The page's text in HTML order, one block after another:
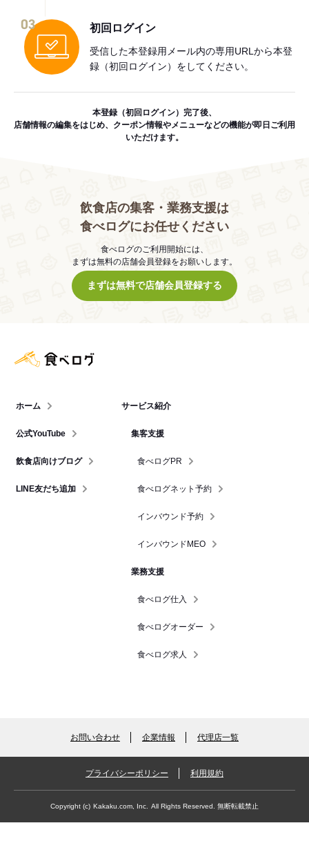
03 初回ログイン
受信した本登録用メール内の専用URLから本登
録（初回ログイン）をしてください。
本登録（初回ログイン）完了後、
店舗情報の編集をはじめ、クーポン情報やメニューなどの機能が即日ご利用
いただけます。
飲食店の集客・業務支援は
食べログにお任せください
食べログのご利用開始には、
まずは無料の店舗会員登録をお願いします。
まずは無料で店舗会員登録する
ホーム
公式YouTube
飲食店向けブログ
LINE友だち追加
サービス紹介
集客支援
食べログPR
食べログネット予約
インバウンド予約
インバウンドMEO
業務支援
食べログ仕入
食べログオーダー
食べログ求人
お問い合わせ 企業情報 代理店一覧
プライバシーポリシー 利用規約
Copyright (c) Kakaku.com, Inc. All Rights Reserved. 無断転載禁止